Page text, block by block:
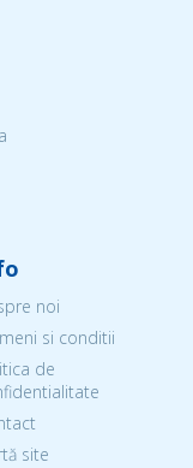
noi
si conditii
de
site